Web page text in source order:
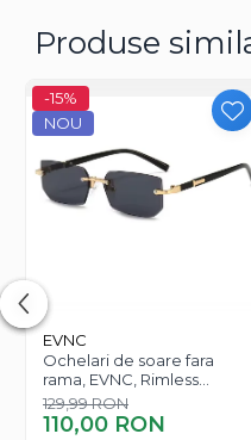
Produse
-15%
NOU
EVNC
Ochelari de soare fara
rama, EVNC, Rimless
Featherlight, unisex
129,99 RON
110,00 RON